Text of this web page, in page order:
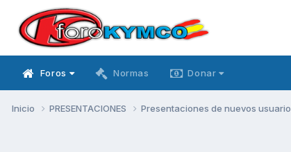
Foros Normas Donar
Inicio PRESENTACIONES Presentaciones de nuevos